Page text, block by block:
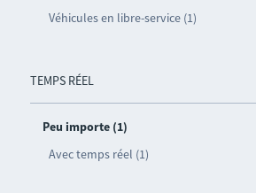
Véhicules en libre-service (1)
TEMPS RÉEL
Peu importe (1)
Avec temps réel (1)